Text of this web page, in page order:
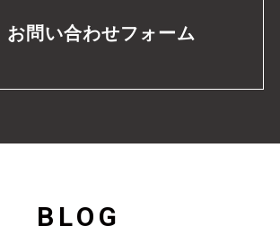
お問い合わせフォーム
BLOG